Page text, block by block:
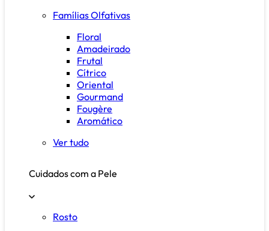
Famílias Olfativas
Floral
Amadeirado
Frutal
Cítrico
Oriental
Gourmand
Fougère
Aromático
Ver tudo
Cuidados com a Pele
Rosto